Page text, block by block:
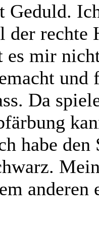
Geduld.
der rechte
es mir
und
Da
habe
anderen